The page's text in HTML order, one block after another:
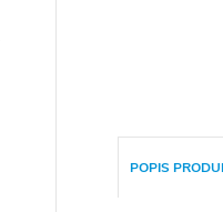
POPIS